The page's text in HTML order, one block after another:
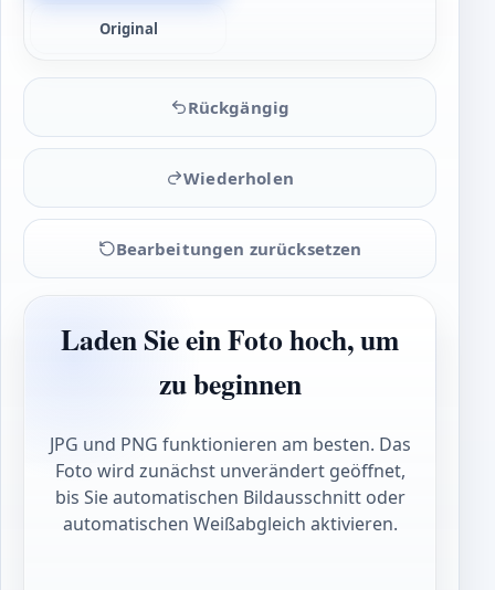
Original
Rückgängig
Wiederholen
Bearbeitungen zurücksetzen
Laden Sie ein Foto hoch, um
zu beginnen
JPG und PNG funktionieren am besten. Das
Foto wird zunächst unverändert geöffnet,
bis Sie automatischen Bildausschnitt oder
automatischen Weißabgleich aktivieren.